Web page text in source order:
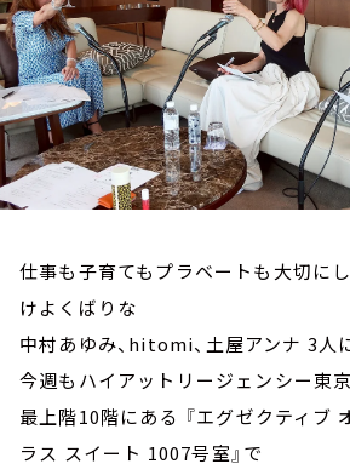
仕事も子育てもプラベートも大切に
けよくばりな
中村あゆみ、hitomi、土屋アンナ 3人
今週もハイアットリージェンシー東
最上階10階にある 『エグゼクティブ
ラス スイート 1007号室』で